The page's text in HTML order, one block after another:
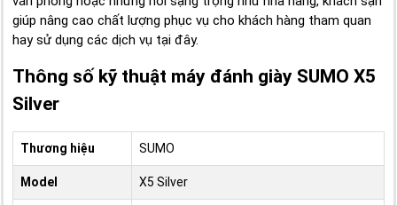
giúp nâng cao chất lượng phục vụ cho khách hàng tham quan
hay sử dụng các dịch vụ tại đây.
Thông số kỹ thuật máy đánh giày SUMO X5
Silver
Thương hiệu SUMO
Model X5 Silver